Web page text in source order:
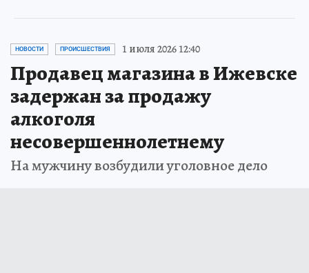
НОВОСТИ ПРОИСШЕСТВИЯ 1 июля 2026 12:40
Продавец магазина в Ижевске
задержан за продажу
алкоголя
несовершеннолетнему
На мужчину возбудили уголовное дело